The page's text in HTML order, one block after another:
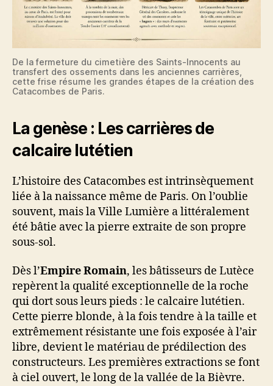
De la fermeture du cimetière des Saints-Innocents au
transfert des ossements dans les anciennes carrières,
cette frise résume les grandes étapes de la création des
Catacombes de Paris.
La genèse : Les carrières de
calcaire lutétien
L’histoire des Catacombes est intrinsèquement
liée à la naissance même de Paris. On l’oublie
souvent, mais la Ville Lumière a littéralement
été bâtie avec la pierre extraite de son propre
sous-sol.
Dès l’Empire Romain, les bâtisseurs de Lutèce
repèrent la qualité exceptionnelle de la roche
qui dort sous leurs pieds : le calcaire lutétien.
Cette pierre blonde, à la fois tendre à la taille et
extrêmement résistante une fois exposée à l’air
libre, devient le matériau de prédilection des
constructeurs. Les premières extractions se font
à ciel ouvert, le long de la vallée de la Bièvre.